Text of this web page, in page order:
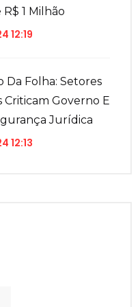
1 Milhão
12:19
Da Folha: Setores
Criticam Governo E
Jurídica
12:13